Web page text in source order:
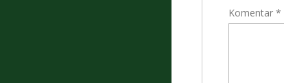
Komentar *